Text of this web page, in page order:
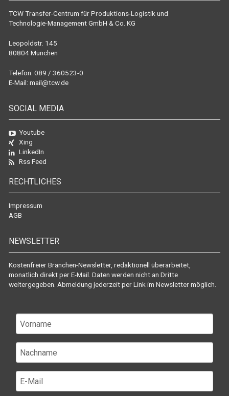
TCW Transfer-Centrum für Produktions-Logistik und
Technologie-Management GmbH & Co. KG
Leopoldstr. 145
80804 München
Telefon: 089 / 360523-0
E-Mail: mail@tcw.de
SOCIAL MEDIA
Youtube
Xing
LinkedIn
Rss Feed
RECHTLICHES
Impressum
AGB
NEWSLETTER
Kostenfreier Branchen-Newsletter, redaktionell überarbeitet,
monatlich direkt per E-Mail. Daten werden nicht an Dritte
weitergegeben. Abmeldung jederzeit per Link im Newsletter möglich.